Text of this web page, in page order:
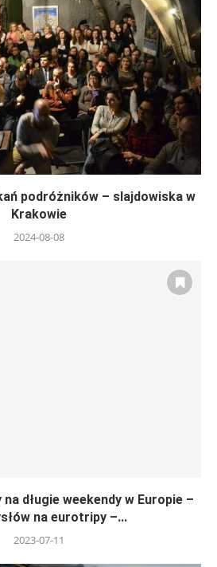
podróżników – slajdowiska w
Krakowie
2024-08-08
długie weekendy w Europie –
na eurotripy –...
2023-07-11